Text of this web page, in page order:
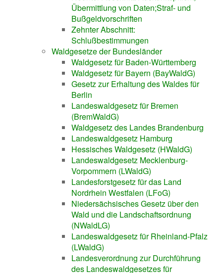
Übermittlung von Daten;Straf- und
Bußgeldvorschriften
Zehnter Abschnitt:
Schlußbestimmungen
Waldgesetze der Bundesländer
Waldgesetz für Baden-Württemberg
Waldgesetz für Bayern (BayWaldG)
Gesetz zur Erhaltung des Waldes für
Berlin
Landeswaldgesetz für Bremen
(BremWaldG)
Waldgesetz des Landes Brandenburg
Landeswaldgesetz Hamburg
Hessisches Waldgesetz (HWaldG)
Landeswaldgesetz Mecklenburg-
Vorpommern (LWaldG)
Landesforstgesetz für das Land
Nordrhein Westfalen (LFoG)
Niedersächsisches Gesetz über den
Wald und die Landschaftsordnung
(NWaldLG)
Landeswaldgesetz für Rheinland-Pfalz
(LWaldG)
Landesverordnung zur Durchführung
des Landeswaldgesetzes für